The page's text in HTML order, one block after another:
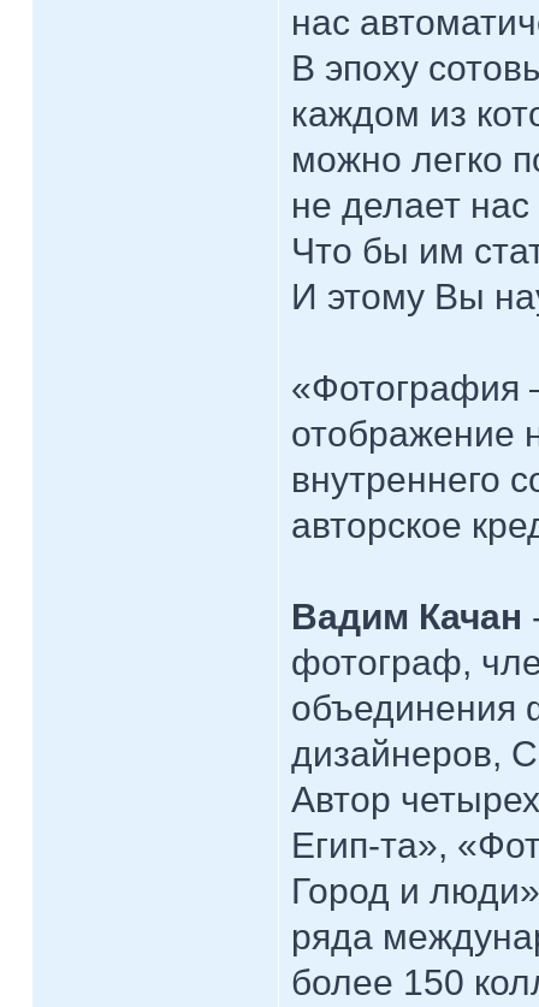
нас
В эпоху
каждом из
можно легко
не делает
Что бы им
И этому Вы
«Фотография
отображение
внутреннего
авторское
Вадим Качан
фотограф,
объединения
дизайнеров,
Автор
Егип-та»,
Город и
ряда
более 150